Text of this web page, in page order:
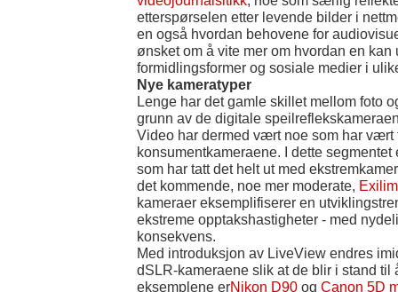
etterspørselen etter levende bilder i
en også hvordan behovene for
ønsket om å vite mer om hvordan en kan
formidlingsformer og sosiale medier i
Nye kameratyper
Lenge har det gamle skillet mellom foto
grunn av de digitale
Video har dermed vært noe som har vært
konsumentkameraene. I dette
som har tatt det helt ut med
det kommende, noe mer moderate,
kameraer eksemplifiserer en
ekstreme opptakshastigheter - med
konsekvens.
Med introduksjon av LiveView endres
dSLR-kameraene slik at de blir i stand til
eksemplene erNikon D90 og Canon 5D